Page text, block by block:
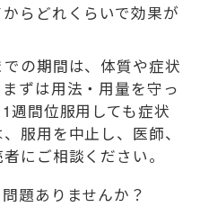
らどれくらいで効果が
の期間は、体質や症状
ずは用法・用量を守っ
週間位服用しても症状
服用を中止し、医師、
にご相談ください。
題ありませんか？